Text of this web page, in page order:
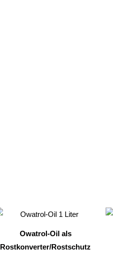
Owatrol-Oil als
Rostkonverter/Rostschutz
Dieses